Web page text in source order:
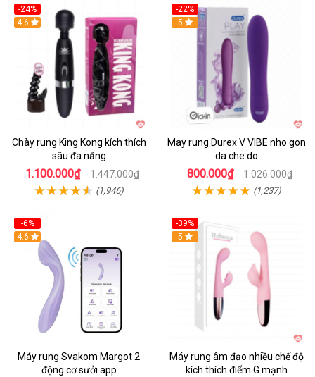
-24%
4.6
Chày rung King Kong kích thích
sâu đa năng
1.100.000₫ 1.447.000₫
(1,946)
-22%
Hot
5
May rung Durex V VIBE nho gon
da che do
800.000₫ 1.026.000₫
(1,237)
-6%
4.6
Máy rung Svakom Margot 2
động cơ sưởi app
-39%
Hot
5
Máy rung âm đạo nhiều chế độ
kích thích điểm G mạnh